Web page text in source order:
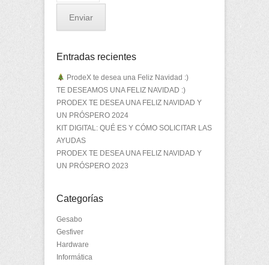
Entradas recientes
ProdeX te desea una Feliz Navidad :)
TE DESEAMOS UNA FELIZ NAVIDAD :)
PRODEX TE DESEA UNA FELIZ NAVIDAD Y
UN PRÓSPERO 2024
KIT DIGITAL: QUÉ ES Y CÓMO SOLICITAR LAS
AYUDAS
PRODEX TE DESEA UNA FELIZ NAVIDAD Y
UN PRÓSPERO 2023
Categorías
Gesabo
Gesfiver
Hardware
Informática